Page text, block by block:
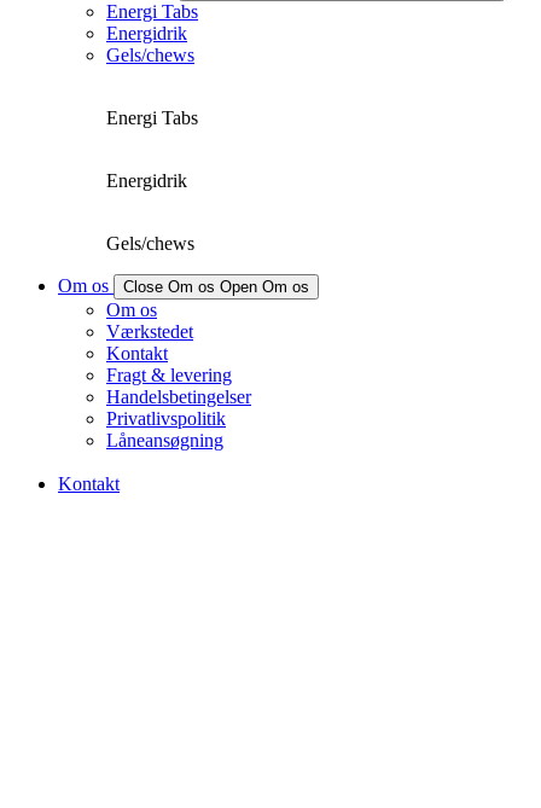
Energi Tabs
Energidrik
Gels/chews
Energi Tabs
Energidrik
Gels/chews
Om os Close Om os Open Om os
Om os
Værkstedet
Kontakt
Fragt & levering
Handelsbetingelser
Privatlivspolitik
Låneansøgning
Kontakt